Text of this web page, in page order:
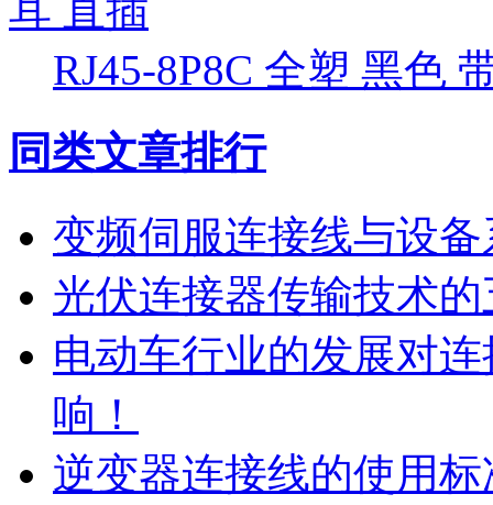
RJ45-8P8C 全塑 黑色
同类文章排行
变频伺服连接线与设
光伏连接器传输技术
电动车行业的发展对
响！
逆变器连接线的使用